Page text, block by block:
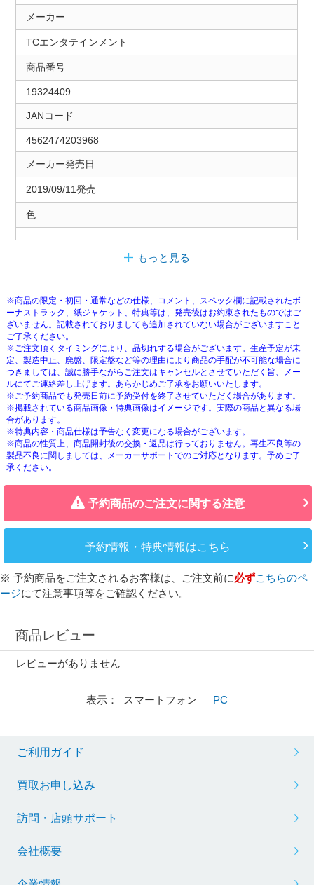
メーカー
TCエンタテインメント
商品番号
19324409
JANコード
4562474203968
メーカー発売日
2019/09/11発売
色
もっと見る
※商品の限定・初回・通常などの仕様、コメント、スペック欄に記載されたボ
ーナストラック、紙ジャケット、特典等は、発売後はお約束されたものではご
ざいません。記載されておりましても追加されていない場合がございますこと
ご了承ください。
※ご注文頂くタイミングにより、品切れする場合がございます。生産予定が未
定、製造中止、廃盤、限定盤など等の理由により商品の手配が不可能な場合に
つきましては、誠に勝手ながらご注文はキャンセルとさせていただく旨、メー
ルにてご連絡差し上げます。あらかじめご了承をお願いいたします。
※ご予約商品でも発売日前に予約受付を終了させていただく場合があります。
※掲載されている商品画像・特典画像はイメージです。実際の商品と異なる場
合があります。
※特典内容・商品仕様は予告なく変更になる場合がございます。
※商品の性質上、商品開封後の交換・返品は行っておりません。再生不良等の
製品不良に関しましては、メーカーサポートでのご対応となります。予めご了
承ください。
予約商品のご注文に関する注意
予約情報・特典情報はこちら
※ 予約商品をご注文されるお客様は、ご注文前に必ずこちらのペ
ージにて注意事項等をご確認ください。
商品レビュー
レビューがありません
表示： スマートフォン ｜ PC
ご利用ガイド
買取お申し込み
訪問・店頭サポート
会社概要